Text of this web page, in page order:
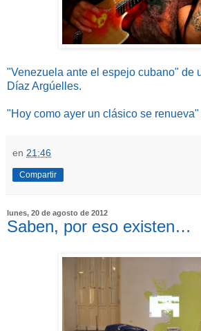
"Venezuela ante el espejo cubano" de
Díaz Argúelles.
"Hoy como ayer un clásico se
en 21:46
Compartir
lunes, 20 de agosto de 2012
Saben, por eso existen…